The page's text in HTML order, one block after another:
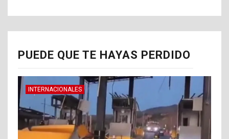
PUEDE QUE TE HAYAS PERDIDO
INTERNACIONALES